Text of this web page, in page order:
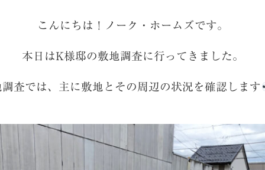
こんにちは！ノーク・ホームズです。
本日はK様邸の敷地調査に行ってきました。
調査では、主に敷地とその周辺の状況を確認 します